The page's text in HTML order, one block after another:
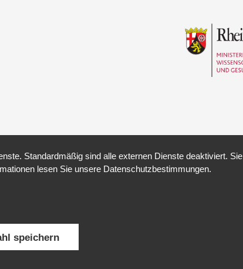
Standardmäßig sind alle externen Dienste deaktiviert. Sie
lesen Sie unsere Datenschutzbestimmungen.
speichern